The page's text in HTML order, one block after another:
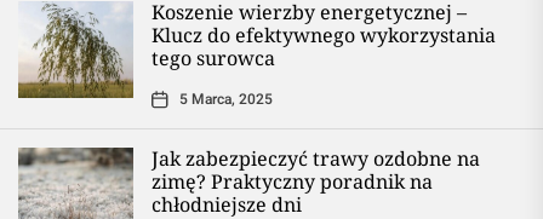
Koszenie wierzby energetycznej –
Klucz do efektywnego wykorzystania
tego surowca
5 Marca, 2025
Jak zabezpieczyć trawy ozdobne na
zimę? Praktyczny poradnik na
chłodniejsze dni